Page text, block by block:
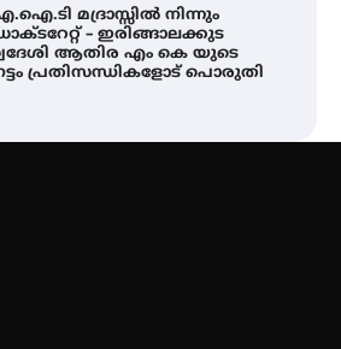
ചിത്രം ” ദി വോയിസ്
ഹിന്ദ് റജബ് ” ഇരിങ്ങാലക്കുട
സൊസൈറ്റി ആഗസ്റ്റ് 7
സ്‌ക്രീൻ ചെയ്യുന്നു